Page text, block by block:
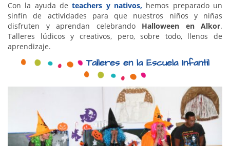
Con la ayuda de teachers y nativos, hemos preparado un
sinfín de actividades para que nuestros niños y niñas
disfruten y aprendan celebrandoHalloween en Alkor.
Talleres lúdicos y creativos, pero, sobre todo, llenos de
aprendizaje.
Talleres en la Escuela Infantil